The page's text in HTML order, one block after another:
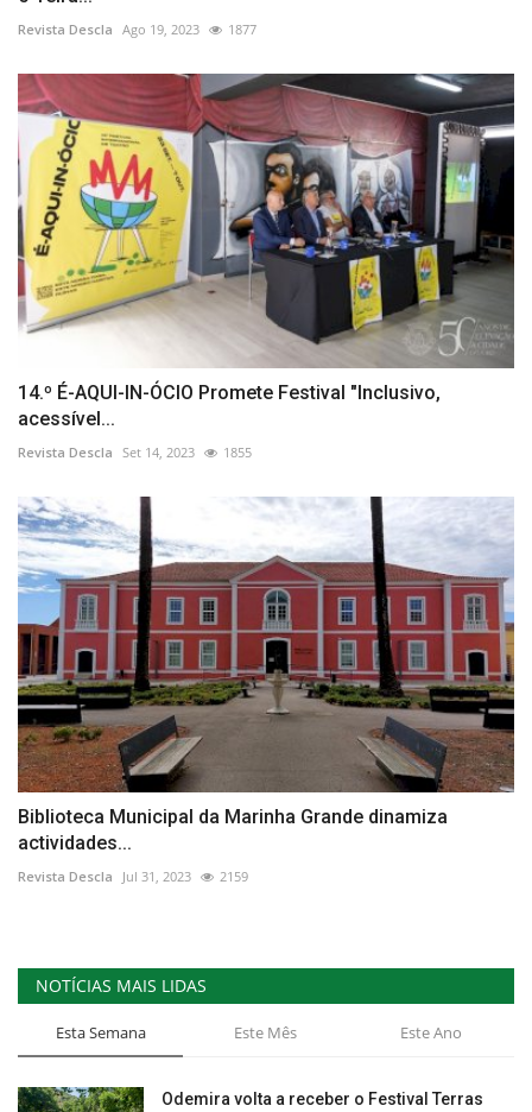
Revista Descla Ago 19, 2023 1877
14.º É-AQUI-IN-ÓCIO Promete Festival "Inclusivo,
acessível...
Revista Descla Set 14, 2023 1855
Biblioteca Municipal da Marinha Grande dinamiza
actividades...
Revista Descla Jul 31, 2023 2159
NOTÍCIAS MAIS LIDAS
Esta Semana Este Mês Este Ano
Odemira volta a receber o Festival Terras